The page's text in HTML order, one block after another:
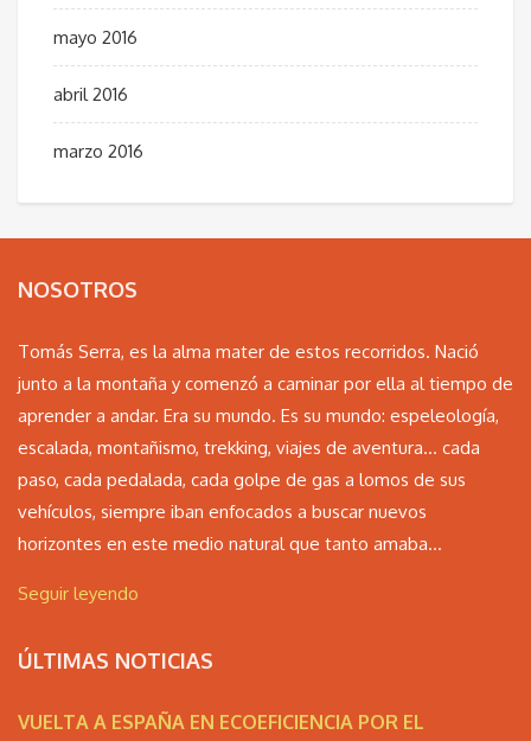
mayo 2016
abril 2016
marzo 2016
NOSOTROS
Tomás Serra, es la alma mater de estos recorridos. Nació
junto a la montaña y comenzó a caminar por ella al tiempo de
aprender a andar. Era su mundo. Es su mundo: espeleología,
escalada, montañismo, trekking, viajes de aventura… cada
paso, cada pedalada, cada golpe de gas a lomos de sus
vehículos, siempre iban enfocados a buscar nuevos
horizontes en este medio natural que tanto amaba...
Seguir leyendo
ÚLTIMAS NOTICIAS
VUELTA A ESPAÑA EN ECOEFICIENCIA POR EL